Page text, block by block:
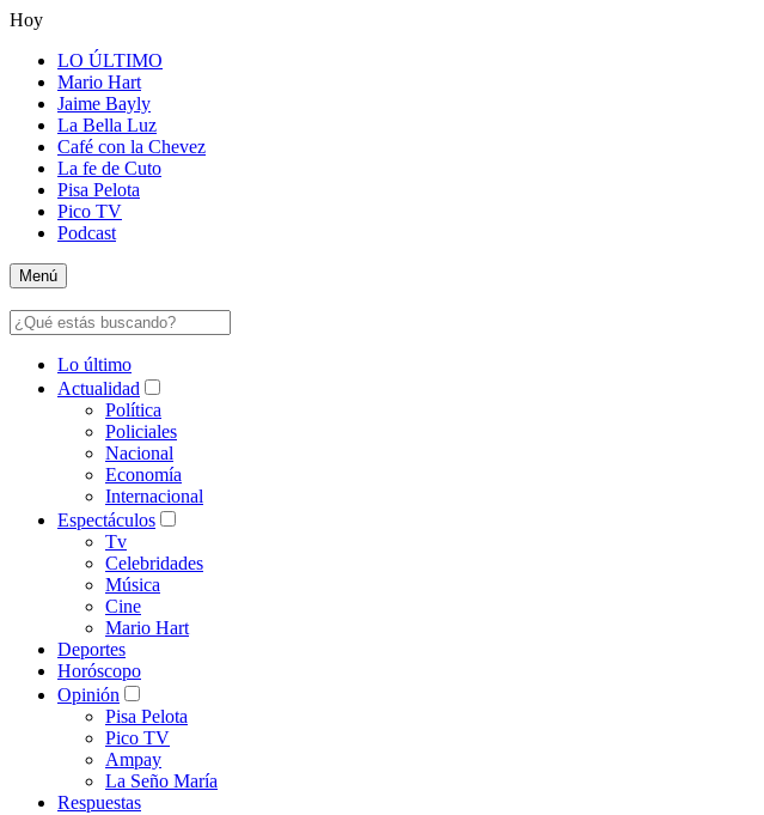
Hoy
LO ÚLTIMO
Mario Hart
Jaime Bayly
La Bella Luz
Café con la Chevez
La fe de Cuto
Pisa Pelota
Pico TV
Podcast
Menú
Lo último
Actualidad
Política
Policiales
Nacional
Economía
Internacional
Espectáculos
Tv
Celebridades
Música
Cine
Mario Hart
Deportes
Horóscopo
Opinión
Pisa Pelota
Pico TV
Ampay
La Seño María
Respuestas